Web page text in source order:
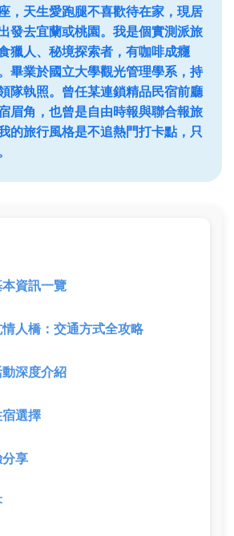
，天生愛跑腿不喜歡待在家，現居
發去宜蘭或桃園。我是個實測派旅
獵人、秘境探索者，有咖啡成癮
畢業於國立大學觀光管理學系，持
隊執照。曾任某連鎖精品民宿前廳
眉角，也曾是自由時報與聯合報旅
的旅行風格是不追熱門打卡點，只
資訊一覽
人橋：交通方式全攻略
深度介紹
選擇
享